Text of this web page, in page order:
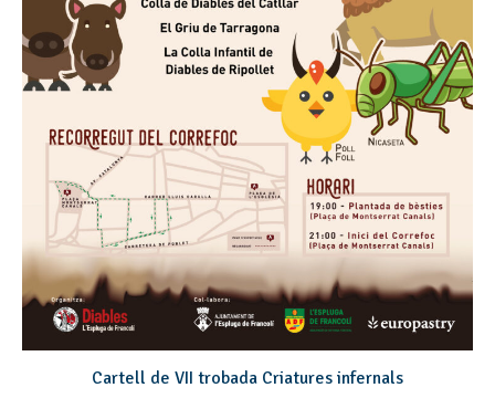
Cartell de VII trobada Criatures infernals